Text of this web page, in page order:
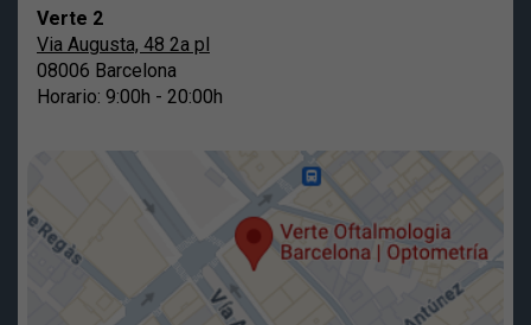
Verte 2
Via Augusta, 48 2a pl
08006 Barcelona
Horario: 9:00h - 20:00h